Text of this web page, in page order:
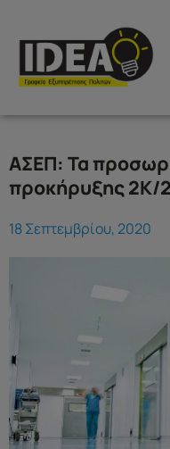
ΑΣΕΠ: Τα
προκήρυξης 2Κ/
18 Σεπτεμβρίου, 2020